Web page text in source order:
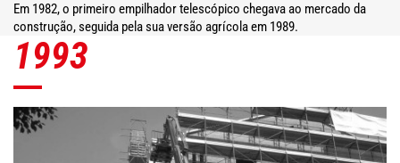
Em 1982, o primeiro empilhador telescópico chegava ao mercado da
construção, seguida pela sua versão agrícola em 1989.
1993